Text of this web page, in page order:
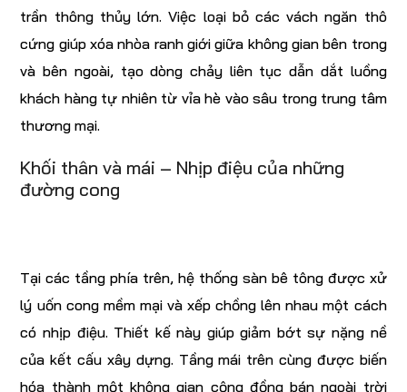
trần thông thủy lớn. Việc loại bỏ các vách ngăn thô
cứng giúp xóa nhòa ranh giới giữa không gian bên trong
và bên ngoài, tạo dòng chảy liên tục dẫn dắt luồng
khách hàng tự nhiên từ vỉa hè vào sâu trong trung tâm
thương mại.
Khối thân và mái – Nhịp điệu của những
đường cong
Tại các tầng phía trên, hệ thống sàn bê tông được xử
lý uốn cong mềm mại và xếp chồng lên nhau một cách
có nhịp điệu. Thiết kế này giúp giảm bớt sự nặng nề
của kết cấu xây dựng. Tầng mái trên cùng được biến
hóa thành một không gian cộng đồng bán ngoài trời